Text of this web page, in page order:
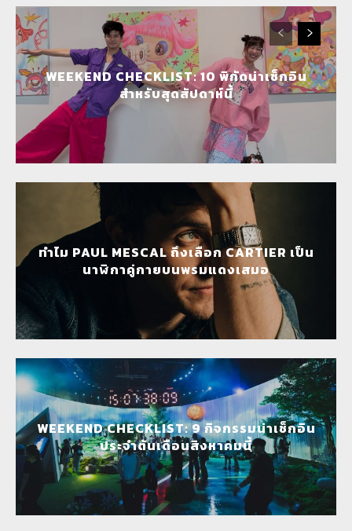
WEEKEND CHECKLIST: 10 พิกัดน่าเช็กอิน
สำหรับสุดสัปดาห์นี้
ทำไม PAUL MESCAL ถึงเลือก CARTIER เป็น
นาฬิกาคู่กายบนพรมแดงเสมอ
WEEKEND CHECKLIST: 9 กิจกรรมน่าเช็กอิน
ประจำต้นเดือนสิงหาคมนี้